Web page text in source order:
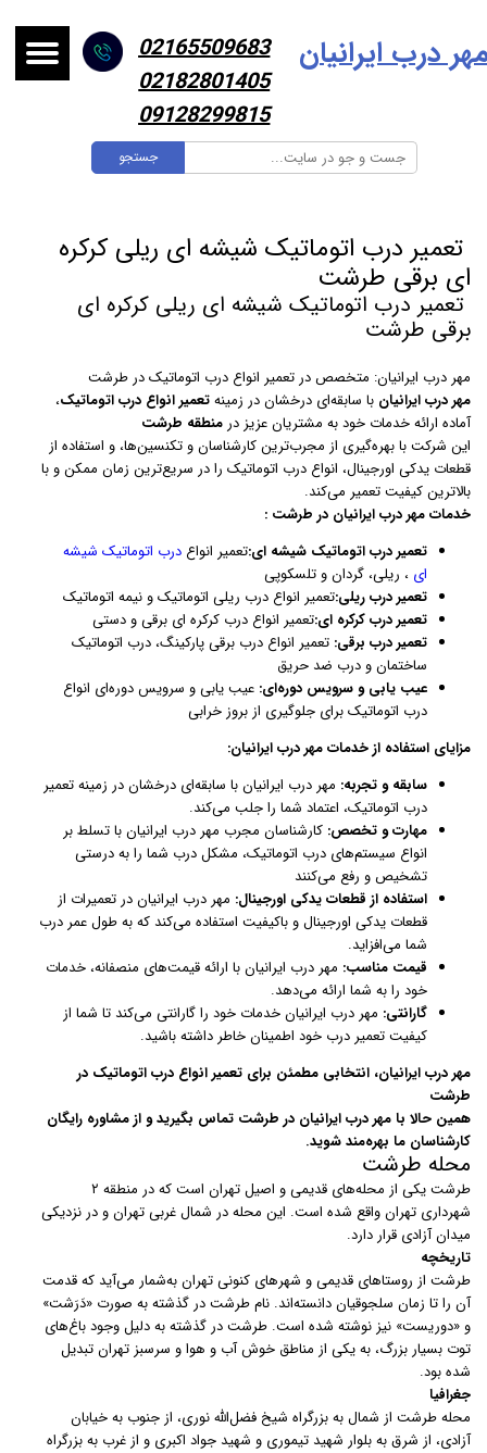
جستجو
درب ایرانیان
02165509683
02182801405
09128299815
تعمیر درب اتوماتیک شیشه ای ریلی کرکره
ای برقی طرشت
تعمیر درب اتوماتیک شیشه ای ریلی کرکره ای
برقی طرشت
مهر درب ایرانیان: متخصص در تعمیر انواع درب اتوماتیک در طرشت
مهر درب ایرانیان با سابقه‌ای درخشان در زمینهتعمیر انواع درب اتوماتیک،
آماده ارائه خدمات خود به مشتریان عزیز درمنطقه طرشت
این شرکت با بهره‌گیری از مجرب‌ترین کارشناسان و تکنسین‌ها، و استفاده از
قطعات یدکی اورجینال، انواع درب اتوماتیک را در سریع‌ترین زمان ممکن و با
بالاترین کیفیت تعمیر می‌کند.
خدمات مهر درب ایرانیان در طرشت :
تعمیر درب اتوماتیک شیشه ای:تعمیر انواع درب اتوماتیک شیشه
ای ، ریلی، گردان و تلسکوپی
تعمیر درب ریلی:تعمیر انواع درب ریلی اتوماتیک و نیمه اتوماتیک
تعمیر درب کرکره ای:تعمیر انواع درب کرکره ای برقی و دستی
تعمیر درب برقی: تعمیر انواع درب برقی پارکینگ، درب اتوماتیک
ساختمان و درب ضد حریق
عیب یابی و سرویس دوره‌ای: عیب یابی و سرویس دوره‌ای انواع
درب اتوماتیک برای جلوگیری از بروز خرابی
مزایای استفاده از خدمات مهر درب ایرانیان:
سابقه و تجربه: مهر درب ایرانیان با سابقه‌ای درخشان در زمینه تعمیر
درب اتوماتیک، اعتماد شما را جلب می‌کند.
مهارت و تخصص: کارشناسان مجرب مهر درب ایرانیان با تسلط بر
انواع سیستم‌های درب اتوماتیک، مشکل درب شما را به درستی
تشخیص و رفع می‌کنند
استفاده از قطعات یدکی اورجینال: مهر درب ایرانیان در تعمیرات از
قطعات یدکی اورجینال و باکیفیت استفاده می‌کند که به طول عمر درب
شما می‌افزاید.
قیمت مناسب: مهر درب ایرانیان با ارائه قیمت‌های منصفانه، خدمات
خود را به شما ارائه می‌دهد.
گارانتی: مهر درب ایرانیان خدمات خود را گارانتی می‌کند تا شما از
کیفیت تعمیر درب خود اطمینان خاطر داشته باشید.
مهر درب ایرانیان، انتخابی مطمئن برای تعمیر انواع درب اتوماتیک در
طرشت
همین حالا با مهر درب ایرانیان در طرشت تماس بگیرید و از مشاوره رایگان
کارشناسان ما بهره‌مند شوید.
محله طرشت
طرشت یکی از محله‌های قدیمی و اصیل تهران است که در منطقه ۲
شهرداری تهران واقع شده است. این محله در شمال غربی تهران و در نزدیکی
میدان آزادی قرار دارد.
تاریخچه
طرشت از روستاهای قدیمی و شهرهای کنونی تهران به‌شمار می‌آید که قدمت
آن را تا زمان سلجوقیان دانسته‌اند. نام طرشت در گذشته به صورت «دَرَشت»
و «دوریست» نیز نوشته شده است. طرشت در گذشته به دلیل وجود باغ‌های
توت بسیار بزرگ، به یکی از مناطق خوش آب و هوا و سرسبز تهران تبدیل
شده بود.
جغرافیا
محله طرشت از شمال به بزرگراه شیخ فضل‌الله نوری، از جنوب به خیابان
آزادی، از شرق به بلوار شهید تیموری و شهید جواد اکبری و از غرب به بزرگراه